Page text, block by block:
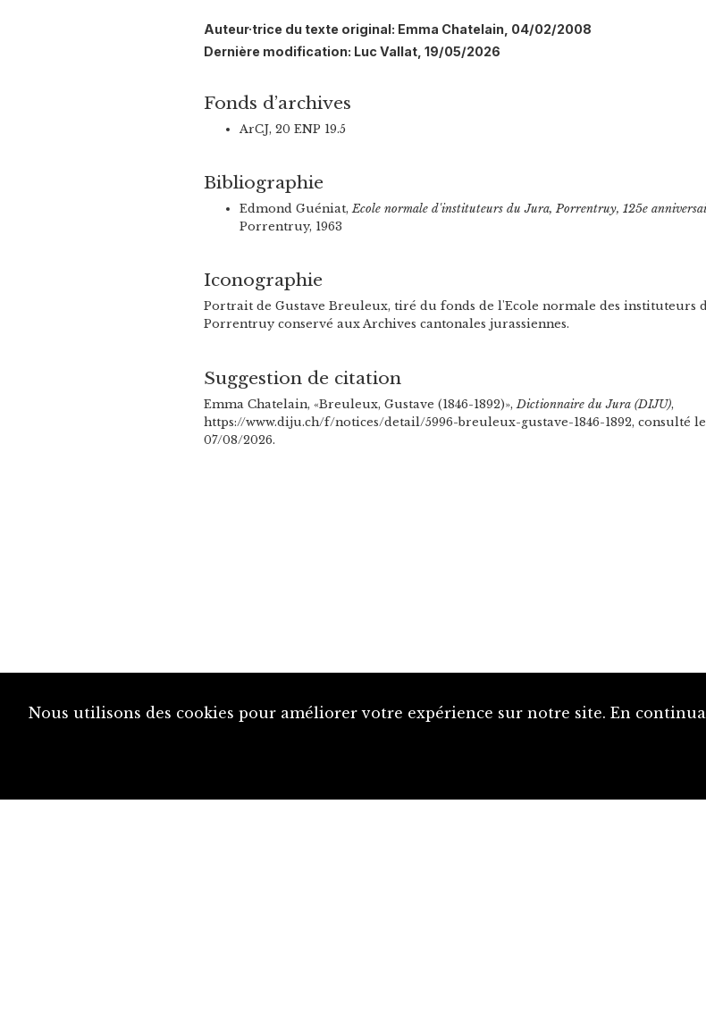
Auteur·trice du texte original: Emma Chatelain, 04/02/2008
Dernière modification: Luc Vallat, 19/05/2026
Fonds d’archives
ArCJ, 20 ENP 19.5
Bibliographie
Edmond Guéniat,Ecole normale d'instituteurs du Jura, Porrentruy, 125e
Porrentruy, 1963
Iconographie
Portrait de Gustave Breuleux, tiré du fonds de l'Ecole normale des instituteurs
Porrentruy conservé aux Archives cantonales jurassiennes.
Suggestion de citation
Emma Chatelain, «Breuleux, Gustave (1846-1892)», Dictionnaire du Jura (DIJU),
https://www.diju.ch/f/notices/detail/5996-breuleux-gustave-1846-1892, consulté le
07/08/2026.
Nous utilisons des cookies pour améliorer votre expérience sur notre site. En